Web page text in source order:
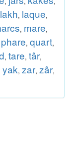
lakh, laque,
, mare,
phare, quart,
, tare, târ,
yak, zar, zâr,